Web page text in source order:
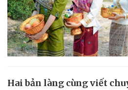
Hai bản làng cùng viết